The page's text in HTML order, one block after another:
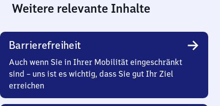
Weitere relevante Inhalte
Barrierefreiheit
Auch wenn Sie in Ihrer Mobilität eingeschränkt
sind – uns ist es wichtig, dass Sie gut Ihr Ziel
erreichen